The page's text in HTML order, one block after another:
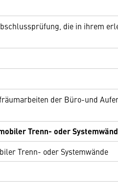
die in ihrem
der Büro-und
Trenn- oder
Trenn- oder Systemwände